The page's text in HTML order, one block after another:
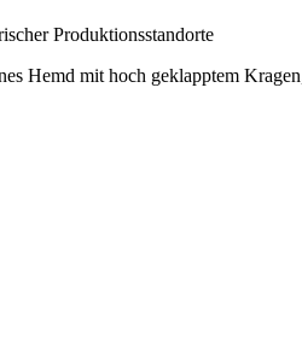
Produktionsstandorte